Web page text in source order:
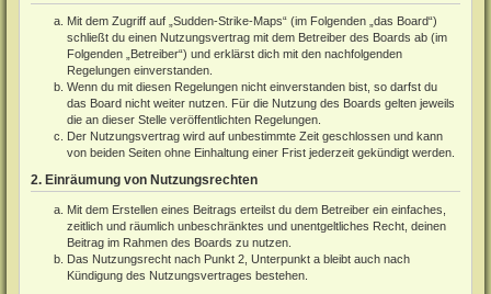
Mit dem Zugriff auf „Sudden-Strike-Maps“ (im Folgenden „das Board“)
schließt du einen Nutzungsvertrag mit dem Betreiber des Boards ab (im
Folgenden „Betreiber“) und erklärst dich mit den nachfolgenden
Regelungen einverstanden.
Wenn du mit diesen Regelungen nicht einverstanden bist, so darfst du
das Board nicht weiter nutzen. Für die Nutzung des Boards gelten jeweils
die an dieser Stelle veröffentlichten Regelungen.
Der Nutzungsvertrag wird auf unbestimmte Zeit geschlossen und kann
von beiden Seiten ohne Einhaltung einer Frist jederzeit gekündigt werden.
2. Einräumung von Nutzungsrechten
Mit dem Erstellen eines Beitrags erteilst du dem Betreiber ein einfaches,
zeitlich und räumlich unbeschränktes und unentgeltliches Recht, deinen
Beitrag im Rahmen des Boards zu nutzen.
Das Nutzungsrecht nach Punkt 2, Unterpunkt a bleibt auch nach
Kündigung des Nutzungsvertrages bestehen.